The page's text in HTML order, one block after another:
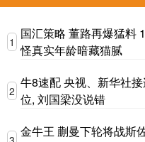
1
国汇策略 董路再爆猛料
怪真实年龄暗藏猫腻
2
牛8速配 央视、新华社
位, 刘国梁没说错
金牛王 蒯曼下轮将战斯